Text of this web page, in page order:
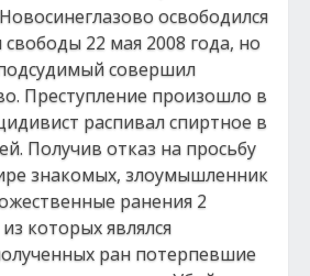
освободился
22 мая 2008 года, но
совершил
Преступление произошло в
распивал спиртное в
Получив отказ на просьбу
знакомых, злоумышленник
ранения 2
которых являлся
ран потерпевшие